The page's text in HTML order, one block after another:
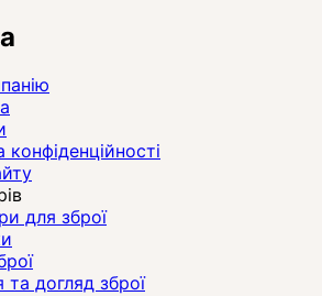
конфіденційності
для зброї
догляд зброї